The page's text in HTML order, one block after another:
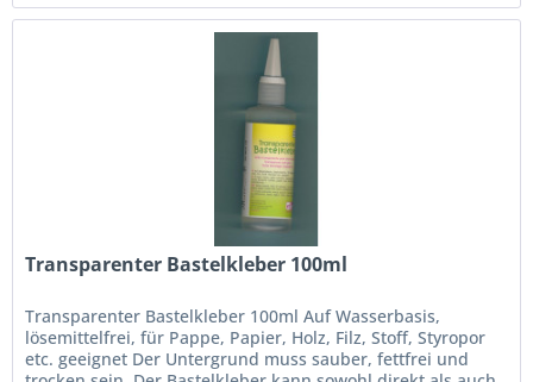
Transparenter Bastelkleber 100ml
Transparenter Bastelkleber 100ml Auf Wasserbasis,
lösemittelfrei, für Pappe, Papier, Holz, Filz, Stoff, Styropor
etc. geeignet Der Untergrund muss sauber, fettfrei und